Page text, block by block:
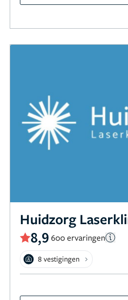
Huidzorg
8,9 600 ervaringen
8 vestigingen